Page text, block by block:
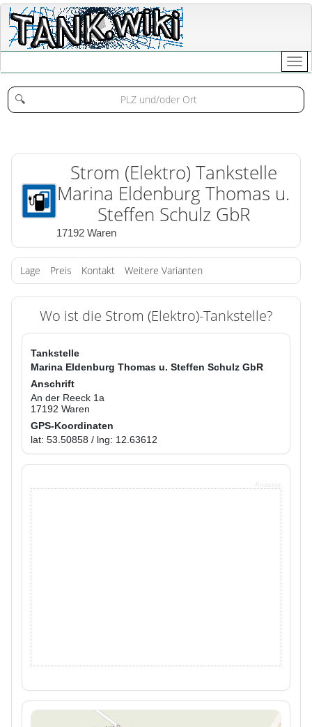
🔍
Strom (Elektro) Tankstelle
Marina Eldenburg Thomas u.
Steffen Schulz GbR
17192 Waren
Lage Preis Kontakt Weitere Varianten
Wo ist die Strom (Elektro)-Tankstelle?
Tankstelle
Marina Eldenburg Thomas u. Steffen Schulz GbR
Anschrift
An der Reeck 1a
17192 Waren
GPS-Koordinaten
lat: 53.50858 / lng: 12.63612